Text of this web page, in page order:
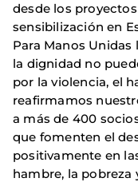
desde los
sensibilización en
Para Manos
la dignidad no
por la violencia, el
reafirmamos
a más de 400
que fomenten el
positivamente en
hambre, la pobreza